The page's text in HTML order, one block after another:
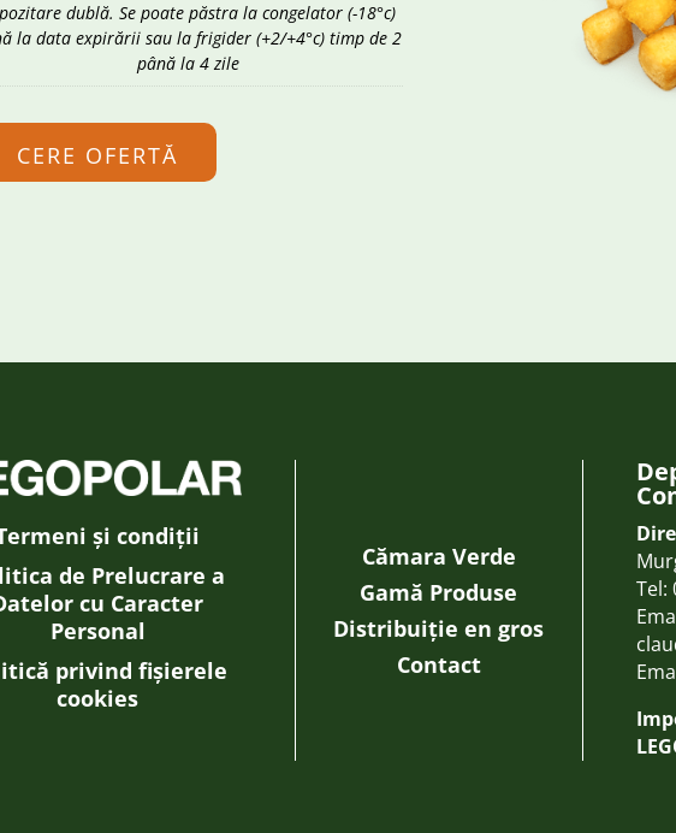
dublă. Se poate păstra la congelator (-18°c)
la data expirării sau la frigider (+2/+4°c) timp de 2
până la 4 zile
CERE OFERTĂ
și condiții
de Prelucrare a
cu Caracter
Personal
privind fișierele
cookies
Cămara Verde
Gamă Produse
Distribuiție en gros
Contact
Tel: